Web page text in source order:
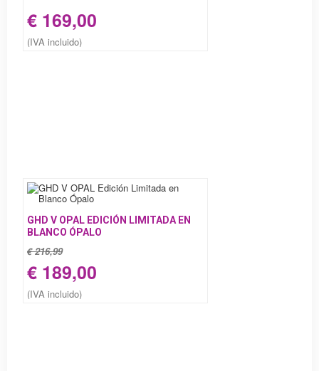
€ 169,00
(IVA incluido)
GHD V OPAL EDICIÓN LIMITADA EN
BLANCO ÓPALO
€ 216,99
€ 189,00
(IVA incluido)